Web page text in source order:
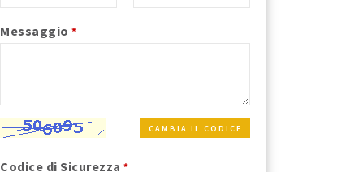
Messaggio *
CAMBIA IL CODICE
Codice di Sicurezza *